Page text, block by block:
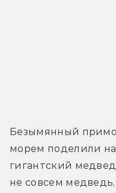
Безымянный
морем поделили
гигантский
не совсем